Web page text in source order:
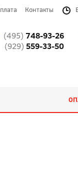
Контакты
(495) 748-93-26
(929) 559-33-50